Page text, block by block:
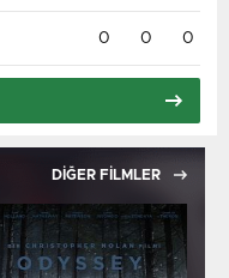
0 0 0
DİĞER FİLMLER